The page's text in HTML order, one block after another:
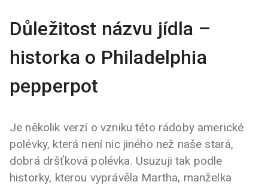
Důležitost názvu jídla –
historka o Philadelphia
pepperpot
Je několik verzí o vzniku této rádoby americké
polévky, která není nic jiného než naše stará,
dobrá dršťková polévka. Usuzuji tak podle
historky, kterou vyprávěla Martha, manželka